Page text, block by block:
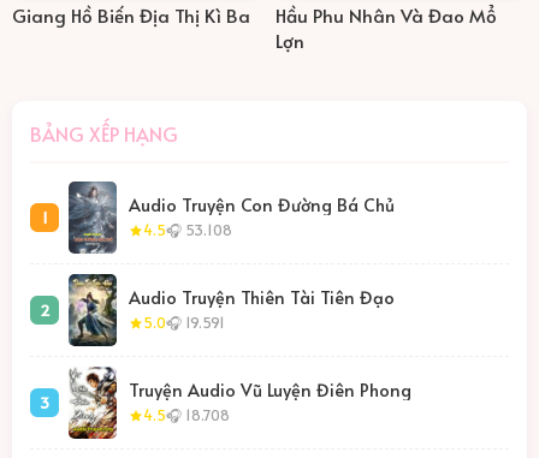
Giang Hồ Biến Địa Thị Kì Ba
Hầu Phu Nhân Và Đao Mổ
Lợn
BẢNG XẾP HẠNG
1
Audio Truyện Con Đường Bá Chủ
4.5🎧 53.108
2
Audio Truyện Thiên Tài Tiên Đạo
5.0🎧 19.591
3
Truyện Audio Vũ Luyện Điên Phong
4.5🎧 18.708